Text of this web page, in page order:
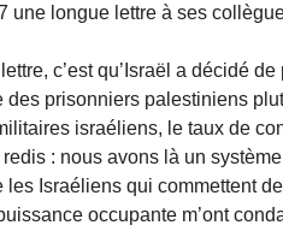
une longue lettre à ses
c’est qu’Israël a décidé
des prisonniers palestiniens
israéliens, le taux de
: nous avons là un
Israéliens qui commettent
occupante m’ont